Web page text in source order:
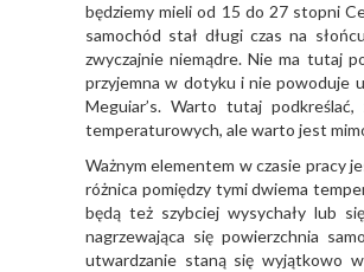
będziemy mieli od 15 do 27 stopni
samochód stał długi czas na
zwyczajnie niemądre. Nie ma tutaj
przyjemna w dotyku i nie powoduje
Meguiar’s. Warto tutaj
temperaturowych, ale warto jest
Ważnym elementem w czasie pracy
różnica pomiędzy tymi dwiema
będą też szybciej wysychały lub
nagrzewająca się powierzchnia
utwardzanie staną się wyjątkowo